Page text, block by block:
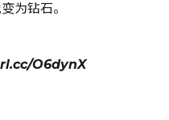
为钻石。
O6dynX